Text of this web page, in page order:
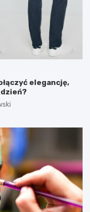
elegancję,